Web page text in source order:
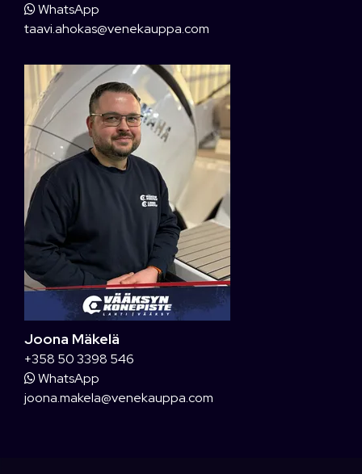
WhatsApp
taavi.ahokas@venekauppa.com
Joona Mäkelä
+358 50 3398 546
WhatsApp
joona.makela@venekauppa.com